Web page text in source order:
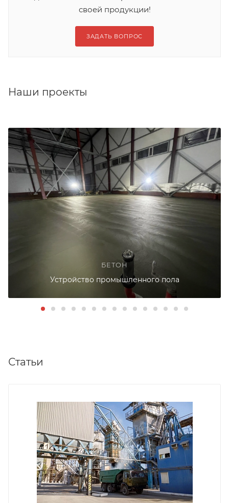
своей продукции!
ЗАДАТЬ ВОПРОС
Наши проекты
БЕТОН
Устройство промышленного пола
Статьи